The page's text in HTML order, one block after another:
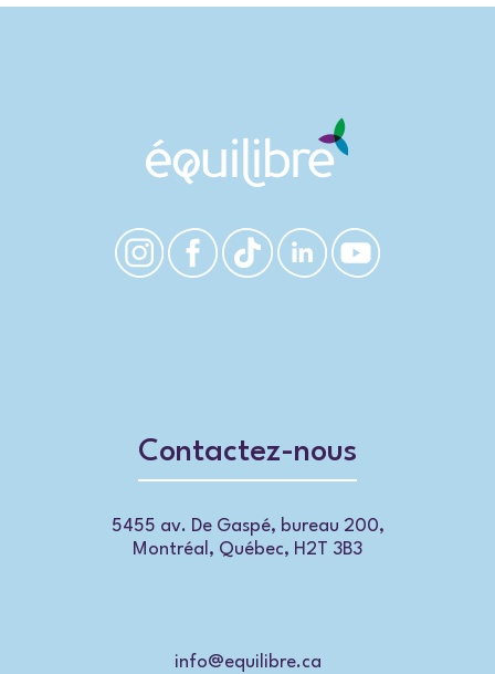
Contactez-nous
5455 av. De Gaspé, bureau 200,
Montréal, Québec, H2T 3B3
info@equilibre.ca